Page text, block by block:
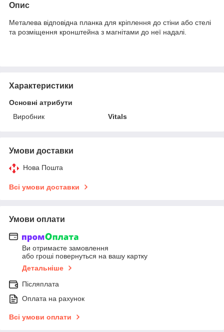
Опис
Металева відповідна планка для кріплення до стіни або стелі
та розміщення кронштейна з магнітами до неї надалі.
Характеристики
Основні атрибути
Виробник
Vitals
Умови доставки
Нова Пошта
Всі умови доставки
Умови оплати
Ви отримаєте замовлення
або гроші повернуться на вашу картку
Детальніше
Післяплата
Оплата на рахунок
Всі умови оплати